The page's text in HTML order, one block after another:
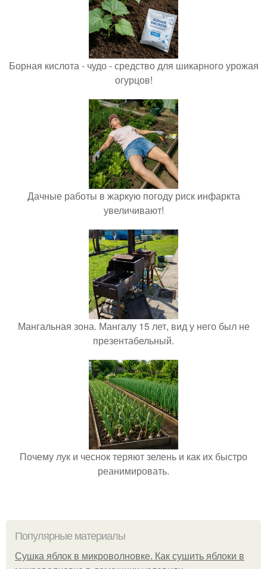
Борная кислота - чудо - средство для шикарного урожая
огурцов!
Дачные работы в жаркую погоду риск инфаркта
увеличивают!
Мангальная зона. Мангалу 15 лет, вид у него был не
презентабельный.
Почему лук и чеснок теряют зелень и как их быстро
реанимировать.
Популярные материалы
Сушка яблок в микроволновке. Как сушить яблоки в